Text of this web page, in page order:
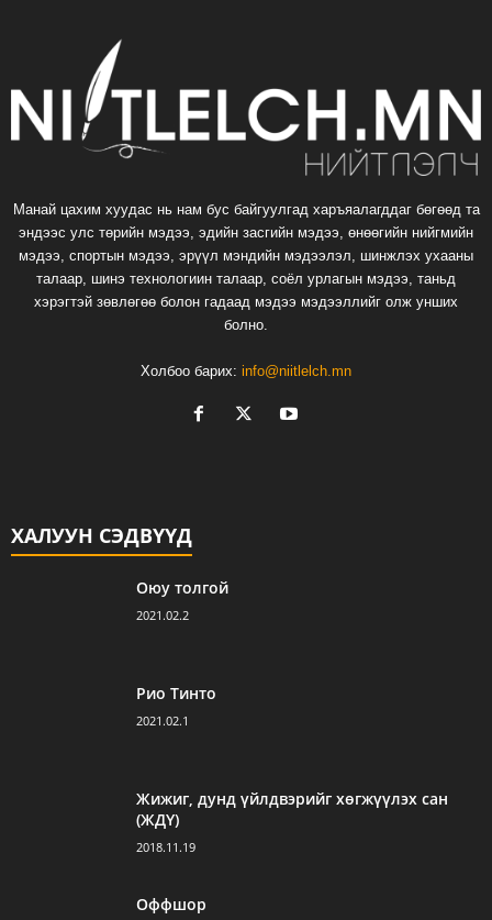
Манай цахим хуудас нь нам бус байгуулгад харъяалагддаг бөгөөд та
эндээс улс төрийн мэдээ, эдийн засгийн мэдээ, өнөөгийн нийгмийн
мэдээ, спортын мэдээ, эрүүл мэндийн мэдээлэл, шинжлэх ухааны
талаар, шинэ технологиин талаар, соёл урлагын мэдээ, таньд
хэрэгтэй зөвлөгөө болон гадаад мэдээ мэдээллийг олж унших
болно.
Холбоо барих: info@niitlelch.mn
ХАЛУУН СЭДВҮҮД
Оюу толгой
2021.02.2
Рио Тинто
2021.02.1
Жижиг, дунд үйлдвэрийг хөгжүүлэх сан
(ЖДҮ)
2018.11.19
Оффшор